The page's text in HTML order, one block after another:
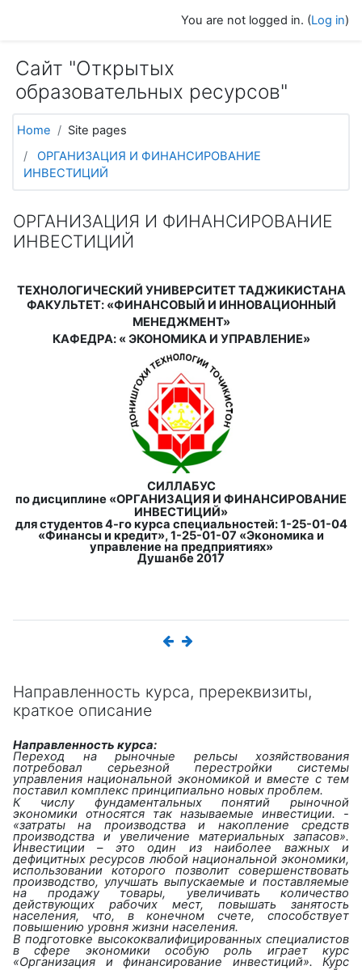
You are not logged in. (Log in)
Сайт "Открытых
образовательных ресурсов"
Home
Site pages
ОРГАНИЗАЦИЯ И ФИНАНСИРОВАНИЕ
ИНВЕСТИЦИЙ
ОРГАНИЗАЦИЯ И ФИНАНСИРОВАНИЕ
ИНВЕСТИЦИЙ
ТЕХНОЛОГИЧЕСКИЙ УНИВЕРСИТЕТ ТАДЖИКИСТАНА
ФАКУЛЬТЕТ:«ФИНАНСОВЫЙ И ИННОВАЦИОННЫЙ
МЕНЕДЖМЕНТ»
КАФЕДРА:«ЭКОНОМИКА И УПРАВЛЕНИЕ»
СИЛЛАБУС
по дисциплине «ОРГАНИЗАЦИЯ И ФИНАНСИРОВАНИЕ
ИНВЕСТИЦИЙ»
для студентов 4-го курса специальностей: 1-25-01-04
«Финансы и кредит», 1-25-01-07 «Экономика и
управление на предприятиях»
Душанбе 2017
Направленность курса, пререквизиты,
краткое описание
Направленность курса:
Переход на рыночные рельсы хозяйствования
потребовал серьезной перестройки системы
управления национальной экономикой и вместе с тем
поставил комплекс принципиально новых проблем.
К числу фундаментальных понятий рыночной
экономики относятся так называемые инвестиции. -
«затраты на производства и накопление средств
производства и увеличение материальных запасов».
Инвестиции – это один из наиболее важных и
дефицитных ресурсов любой национальной экономики,
использовании которого позволит совершенствовать
производство, улучшать выпускаемые и поставляемые
на продажу товары, увеличивать количество
действующих рабочих мест, повышать занятость
населения, что, в конечном счете, способствует
повышению уровня жизни населения.
В подготовке высококвалифицированных специалистов
в сфере экономики особую роль играет курс
«Организация и финансирование инвестиций». Курс